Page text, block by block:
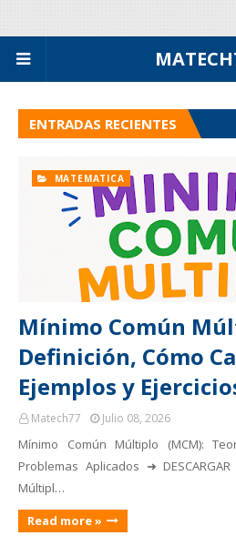
ENTRADAS RECIENTES
MATEMATICA
Mínimo Común
Definición, Cómo
Ejemplos y
Matech77 Julio 08, 2026
Mínimo Común Múltiplo (MCM):
Problemas Aplicados ➜
Múltipl…
Read more »